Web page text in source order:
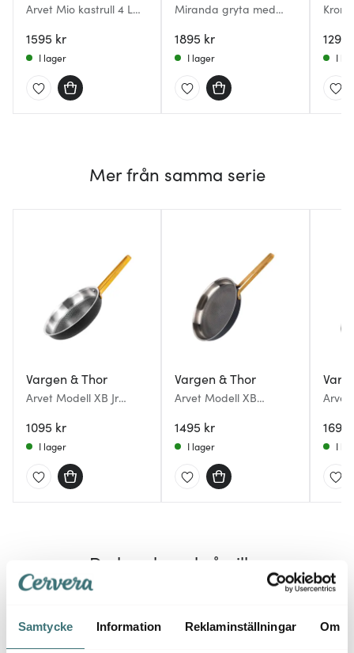
Samtycke Information Reklaminställningar Om
Arvet Mio kastrull 4 L
1595 kr
I lager
Miranda gryta med
1895 kr
I lager
1295
I
Mer från samma serie
Vargen & Thor
Arvet Modell XB Jr
svart/mässing
1095 kr
I lager
Vargen & Thor
Arvet Modell XB
svart
1495 kr
I lager
Arvet
1695
I
Du kanske också gillar